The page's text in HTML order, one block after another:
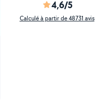
4,6/5
Calculé à partir de 48731 avis